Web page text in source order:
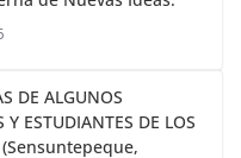
DE ALGUNOS
Y ESTUDIANTES DE LOS
(Sensuntepeque,